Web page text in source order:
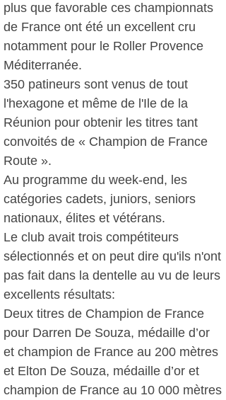
plus que favorable ces championnats
de France ont été un excellent cru
notamment pour le Roller Provence
Méditerranée.
350 patineurs sont venus de tout
l'hexagone et même de l'Ile de la
Réunion pour obtenir les titres tant
convoités de « Champion de France
Route ».
Au programme du week-end, les
catégories cadets, juniors, seniors
nationaux, élites et vétérans.
Le club avait trois compétiteurs
sélectionnés et on peut dire qu'ils n'ont
pas fait dans la dentelle au vu de leurs
excellents résultats:
Deux titres de Champion de France
pour Darren De Souza, médaille d’or
et champion de France au 200 mètres
et Elton De Souza, médaille d’or et
champion de France au 10 000 mètres